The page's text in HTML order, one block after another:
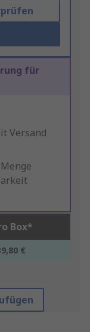
für
Versand
Box*
€